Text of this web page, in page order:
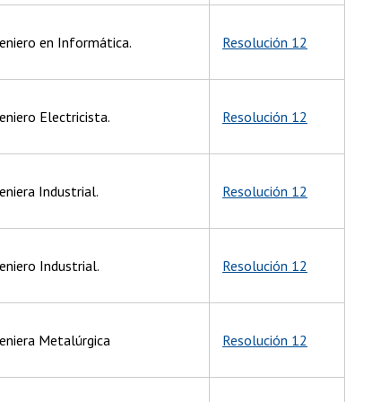
en Informática. Resolución 12
Electricista. Resolución 12
Industrial. Resolución 12
Industrial. Resolución 12
Metalúrgica Resolución 12